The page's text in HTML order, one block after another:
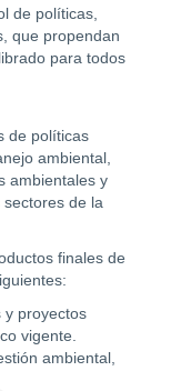
de políticas,
que propendan
para todos
de políticas
ambiental,
ambientales y
de la
finales de
y proyectos
vigente.
ambiental,